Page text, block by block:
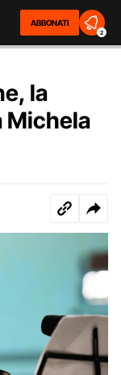
ABBONATI
2
la
Michela